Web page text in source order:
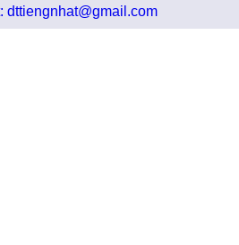
dttiengnhat@gmail.com